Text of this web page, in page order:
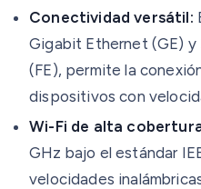
Conectividad versátil:
Gigabit Ethernet (GE)
(FE), permite la
dispositivos con
Wi-Fi de alta
GHz bajo el estándar
velocidades